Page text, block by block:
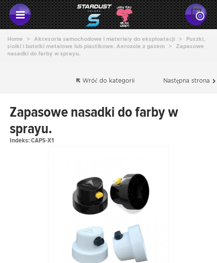
0
Home > Akcesoria samochodowe i materiały do eksploatacji >
Puszki,
słoiki i butelki metalowe lub plastikowe. Aerozole z gazem
>
Zapasowe
nasadki do farby w sprayu.
Następna strona
Wróć do kategorii
Zapasowe nasadki do farby w
sprayu.
Indeks:CAPS-X1